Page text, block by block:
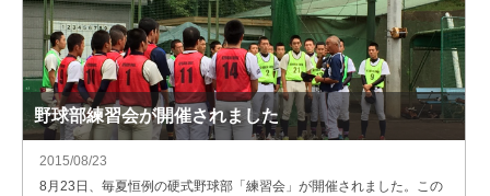
野球部練習会が開催されました
2015/08/23
8月23日、毎夏恒例の硬式野球部「練習会」が開催されました。この